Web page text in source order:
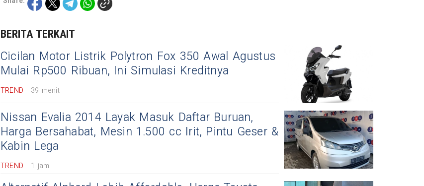
BERITA TERKAIT
Cicilan Motor Listrik Polytron Fox 350 Awal Agustus
Mulai Rp500 Ribuan, Ini Simulasi Kreditnya
TREND 39 menit
Nissan Evalia 2014 Layak Masuk Daftar Buruan,
Harga Bersahabat, Mesin 1.500 cc Irit, Pintu Geser &
Kabin Lega
TREND 1 jam